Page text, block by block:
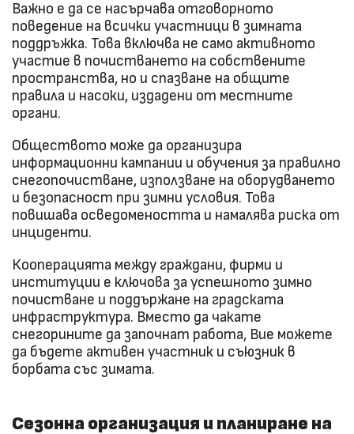
Важно е да се насърчава отговорното
поведение на всички участници в зимната
поддръжка. Това включва не само активното
участие в почистването на собствените
пространства, но и спазване на общите
правила и насоки, издадени от местните
органи.
Обществото може да организира
информационни кампании и обучения за правилно
снегопочистване, използване на оборудването
и безопасност при зимни условия. Това
повишава осведомеността и намалява риска от
инциденти.
Кооперацията между граждани, фирми и
институции е ключова за успешното зимно
почистване и поддържане на градската
инфраструктура. Вместо да чакате
снегорините да започнат работа, Вие можете
да бъдете активен участник и съюзник в
борбата със зимата.
Сезонна организация и планиране на